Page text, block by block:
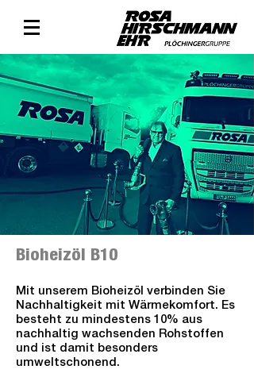
Bioheizöl B10
Mit unserem Bioheizöl verbinden Sie
Nachhaltigkeit mit Wärmekomfort. Es
besteht zu mindestens 10% aus
nachhaltig wachsenden Rohstoffen
und ist damit besonders
umweltschonend.